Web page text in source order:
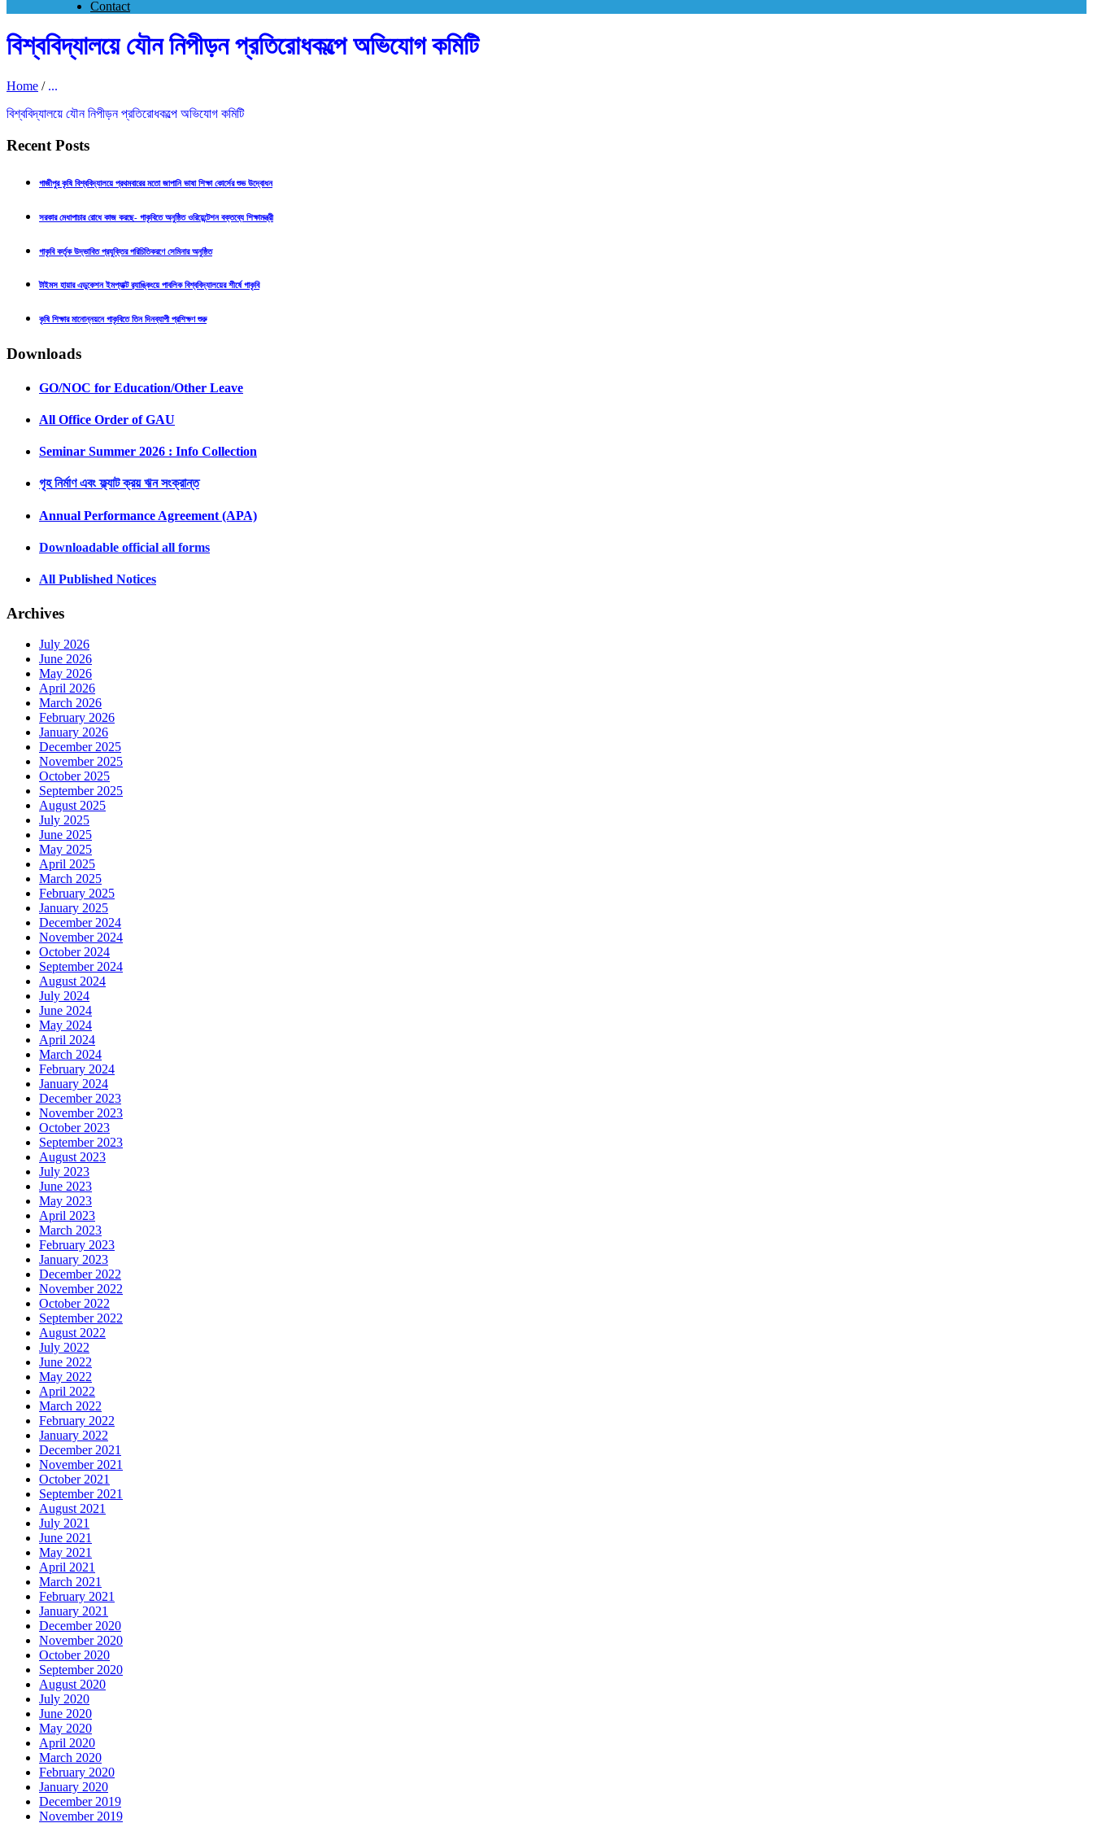
Contact
বিশ্ববিদ্যালয়ে যৌন নিপীড়ন প্রতিরোধকল্পে অভিযোগ কমিটি
Home / ...
বিশ্ববিদ্যালয়ে যৌন নিপীড়ন প্রতিরোধকল্পে অভিযোগ কমিটি
Recent Posts
গাজীপুর কৃষি বিশ্ববিদ্যালয়ে প্রথমবারের মতো জাপানি ভাষা শিক্ষা কোর্সের শুভ উদ্বোধন
সরকার মেধাপাচার রোধে কাজ করছে- গাকৃবিতে অনুষ্ঠিত ওরিয়েন্টেশন বক্তব্যে শিক্ষামন্ত্রী
গাকৃবি কর্তৃক উদ্ভাবিত প্রযুক্তির পরিচিতিকরণে সেমিনার অনুষ্ঠিত
টাইমস হায়ার এডুকেশন ইমপ্যাক্ট র‍্যাঙ্কিংয়ে পাবলিক বিশ্ববিদ্যালয়ের শীর্ষে গাকৃবি
কৃষি শিক্ষার মানোন্নয়নে গাকৃবিতে তিন দিনব্যাপী প্রশিক্ষণ শুরু
Downloads
GO/NOC for Education/Other Leave
All Office Order of GAU
Seminar Summer 2026 : Info Collection
গৃহ নির্মাণ এবং ফ্ল্যাট ক্রয় ঋন সংক্রান্ত
Annual Performance Agreement (APA)
Downloadable official all forms
All Published Notices
Archives
July 2026
June 2026
May 2026
April 2026
March 2026
February 2026
January 2026
December 2025
November 2025
October 2025
September 2025
August 2025
July 2025
June 2025
May 2025
April 2025
March 2025
February 2025
January 2025
December 2024
November 2024
October 2024
September 2024
August 2024
July 2024
June 2024
May 2024
April 2024
March 2024
February 2024
January 2024
December 2023
November 2023
October 2023
September 2023
August 2023
July 2023
June 2023
May 2023
April 2023
March 2023
February 2023
January 2023
December 2022
November 2022
October 2022
September 2022
August 2022
July 2022
June 2022
May 2022
April 2022
March 2022
February 2022
January 2022
December 2021
November 2021
October 2021
September 2021
August 2021
July 2021
June 2021
May 2021
April 2021
March 2021
February 2021
January 2021
December 2020
November 2020
October 2020
September 2020
August 2020
July 2020
June 2020
May 2020
April 2020
March 2020
February 2020
January 2020
December 2019
November 2019